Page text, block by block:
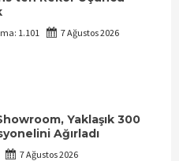
1.101 7 Ağustos 2026
Yaklaşık 300
Ağırladı
7 Ağustos 2026